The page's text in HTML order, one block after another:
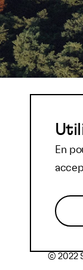
© 2022
En